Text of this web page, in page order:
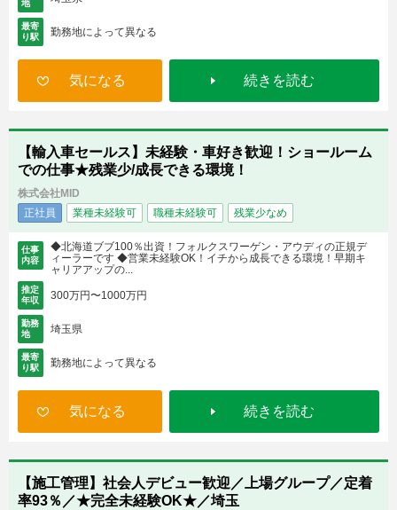
地
最寄
り駅
勤務地によって異なる
気になる 続きを読む
【輸入車セールス】未経験・車好き歓迎！ショールーム
での仕事★残業少/成長できる環境！
株式会社MID
正社員
業種未経験可 職種未経験可 残業少なめ
仕事
内容
◆北海道ブブ100％出資！フォルクスワーゲン・アウディの正規デ
ィーラーです ◆営業未経験OK！イチから成長できる環境！早期キ
ャリアアップの...
推定
年収
300万円〜1000万円
勤務
地
埼玉県
最寄
り駅
勤務地によって異なる
気になる 続きを読む
【施工管理】社会人デビュー歓迎／上場グループ／定着
率93％／★完全未経験OK★／埼玉